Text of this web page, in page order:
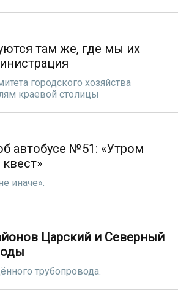
там же, где мы их
городского хозяйства
краевой столицы
автобусе №51: «Утром
иначе».
Царский и Северный
трубопровода.